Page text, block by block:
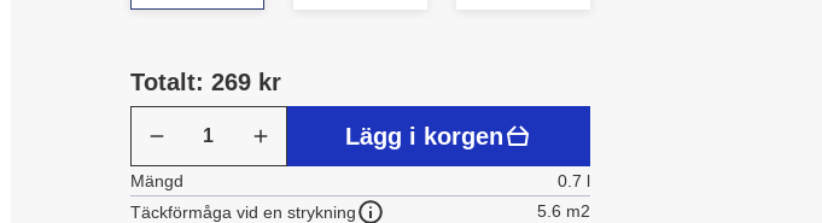
Totalt: 269 kr
Lägg i korgen
Mängd
0.7 l
Täckförmåga vid en strykning
5.6 m2